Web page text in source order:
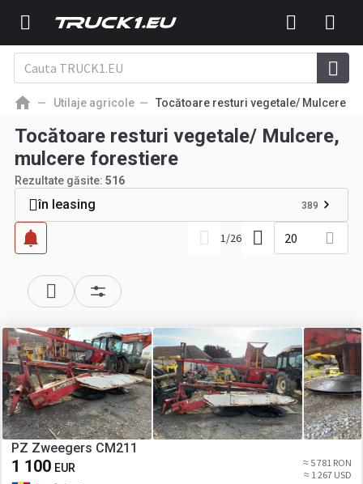
Utilaje agricole Tocătoare resturi vegetale/ Mulcere
Tocătoare resturi vegetale/ Mulcere,
mulcere forestiere
Rezultate găsite: 516
în leasing 389
1/26 20
PZ Zweegers CM211
1 100 EUR
≈ 5 781 RON
≈ 1 267 USD